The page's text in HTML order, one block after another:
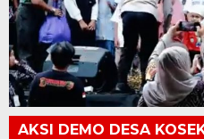
AKSI DEMO DESA